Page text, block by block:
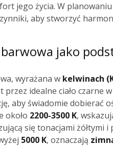
jego życia. W
aby stworzyć
jako
wyrażana w kelwinach
idealne ciało czarne
aby świadomie dobierać
około 2200-3500 K,
się tonacjami żółtymi
5000 K, oznaczają